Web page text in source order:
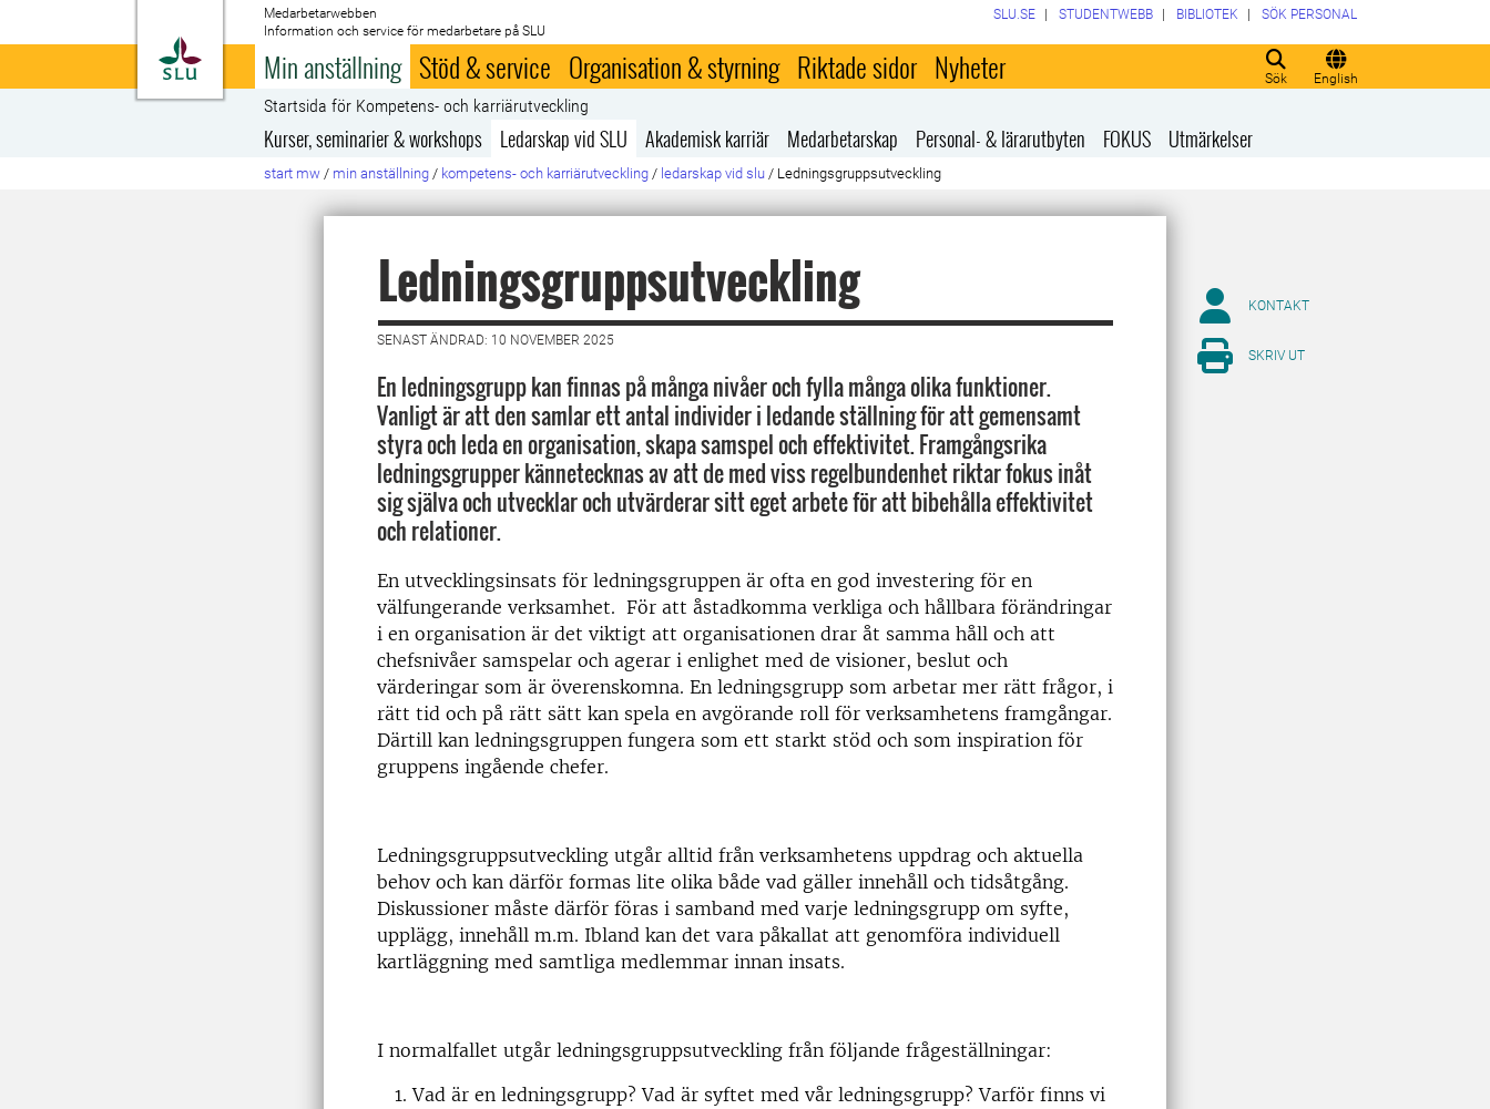
Till startsida
Medarbetarwebben
Information och service för medarbetare på SLU
Sök English
SLU.SE STUDENTWEBB BIBLIOTEK SÖK PERSONAL
Min anställning Stöd & service Organisation & styrning Riktade sidor Nyheter
Startsida för Kompetens- och karriärutveckling
Kurser, seminarier & workshops Ledarskap vid SLU Akademisk karriär Medarbetarskap Personal- & lärarutbyten FOKUS Utmärkelser
start mw / min anställning / kompetens- och karriärutveckling / ledarskap vid slu / Ledningsgruppsutveckling
Ledningsgruppsutveckling
SENAST ÄNDRAD: 10 NOVEMBER 2025
En ledningsgrupp kan finnas på många nivåer och fylla många olika funktioner.
Vanligt är att den samlar ett antal individer i ledande ställning för att gemensamt
styra och leda en organisation, skapa samspel och effektivitet. Framgångsrika
ledningsgrupper kännetecknas av att de med viss regelbundenhet riktar fokus inåt
sig själva och utvecklar och utvärderar sitt eget arbete för att bibehålla effektivitet
och relationer.
En utvecklingsinsats för ledningsgruppen är ofta en god investering för en
välfungerande verksamhet. För att åstadkomma verkliga och hållbara förändringar
i en organisation är det viktigt att organisationen drar åt samma håll och att
chefsnivåer samspelar och agerar i enlighet med de visioner, beslut och
värderingar som är överenskomna. En ledningsgrupp som arbetar mer rätt frågor, i
rätt tid och på rätt sätt kan spela en avgörande roll för verksamhetens framgångar.
Därtill kan ledningsgruppen fungera som ett starkt stöd och som inspiration för
gruppens ingående chefer.
Ledningsgruppsutveckling utgår alltid från verksamhetens uppdrag och aktuella
behov och kan därför formas lite olika både vad gäller innehåll och tidsåtgång.
Diskussioner måste därför föras i samband med varje ledningsgrupp om syfte,
upplägg, innehåll m.m. Ibland kan det vara påkallat att genomföra individuell
kartläggning med samtliga medlemmar innan insats.
I normalfallet utgår ledningsgruppsutveckling från följande frågeställningar:
Vad är en ledningsgrupp? Vad är syftet med vår ledningsgrupp? Varför finns vi
KONTAKT
SKRIV UT